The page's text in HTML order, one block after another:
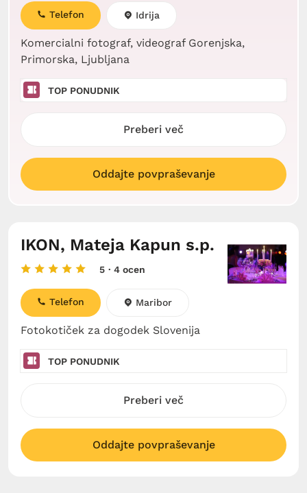
Komercialni fotograf, videograf Gorenjska,
Primorska, Ljubljana
Telefon Idrija
TOP PONUDNIK
Preberi več
Oddajte povpraševanje
IKON, Mateja Kapun s.p.
5 · 4 ocen
Fotokotiček za dogodek Slovenija
Telefon Maribor
TOP PONUDNIK
Preberi več
Oddajte povpraševanje